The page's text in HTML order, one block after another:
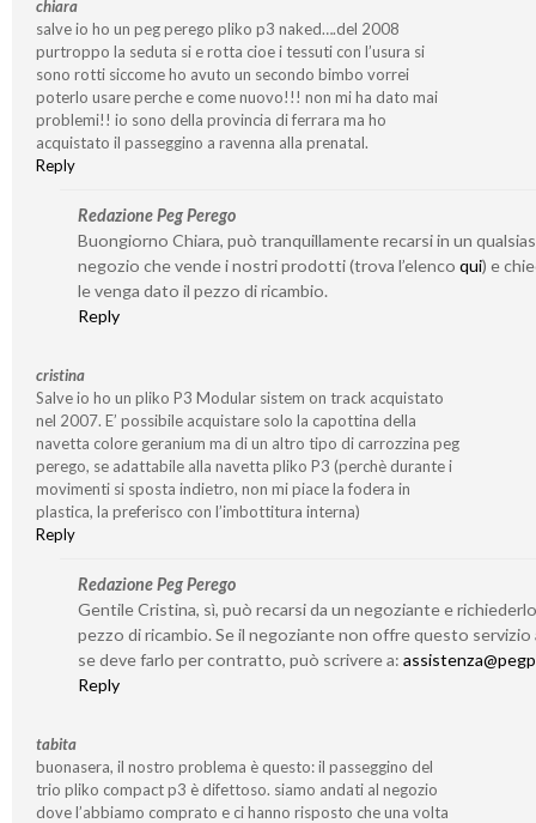
chiara
salve io ho un peg perego pliko p3 naked….del 2008
purtroppo la seduta si e rotta cioe i tessuti con l’usura si
sono rotti siccome ho avuto un secondo bimbo vorrei
poterlo usare perche e come nuovo!!! non mi ha dato mai
problemi!! io sono della provincia di ferrara ma ho
acquistato il passeggino a ravenna alla prenatal.
Reply
Redazione Peg Perego
Buongiorno Chiara, può tranquillamente recarsi in un
negozio che vende i nostri prodotti (trova l’elenco qui) e
le venga dato il pezzo di ricambio.
Reply
cristina
Salve io ho un pliko P3 Modular sistem on track acquistato
nel 2007. E’ possibile acquistare solo la capottina della
navetta colore geranium ma di un altro tipo di carrozzina peg
perego, se adattabile alla navetta pliko P3 (perchè durante i
movimenti si sposta indietro, non mi piace la fodera in
plastica, la preferisco con l’imbottitura interna)
Reply
Redazione Peg Perego
Gentile Cristina, sì, può recarsi da un negoziante e
pezzo di ricambio. Se il negoziante non offre questo servizio
se deve farlo per contratto, può scrivere a:
Reply
tabita
buonasera, il nostro problema è questo: il passeggino del
trio pliko compact p3 è difettoso. siamo andati al negozio
dove l’abbiamo comprato e ci hanno risposto che una volta